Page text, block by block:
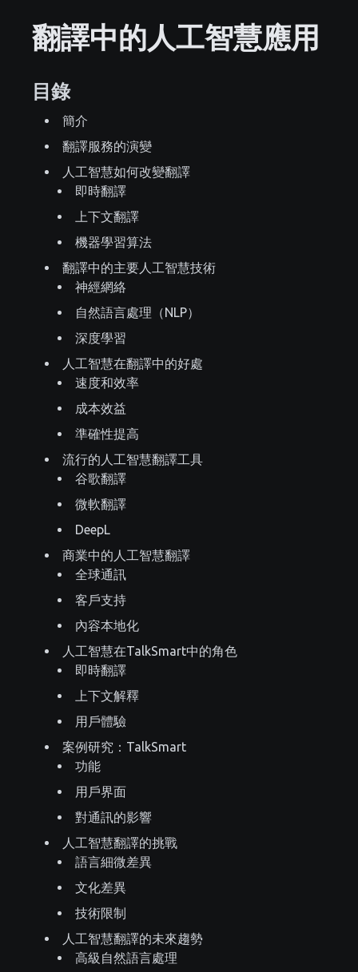
翻譯中的人工智慧應用
目錄
簡介
翻譯服務的演變
人工智慧如何改變翻譯
即時翻譯
上下文翻譯
機器學習算法
翻譯中的主要人工智慧技術
神經網絡
自然語言處理（NLP）
深度學習
人工智慧在翻譯中的好處
速度和效率
成本效益
準確性提高
流行的人工智慧翻譯工具
谷歌翻譯
微軟翻譯
DeepL
商業中的人工智慧翻譯
全球通訊
客戶支持
內容本地化
人工智慧在TalkSmart中的角色
即時翻譯
上下文解釋
用戶體驗
案例研究：TalkSmart
功能
用戶界面
對通訊的影響
人工智慧翻譯的挑戰
語言細微差異
文化差異
技術限制
人工智慧翻譯的未來趨勢
高級自然語言處理